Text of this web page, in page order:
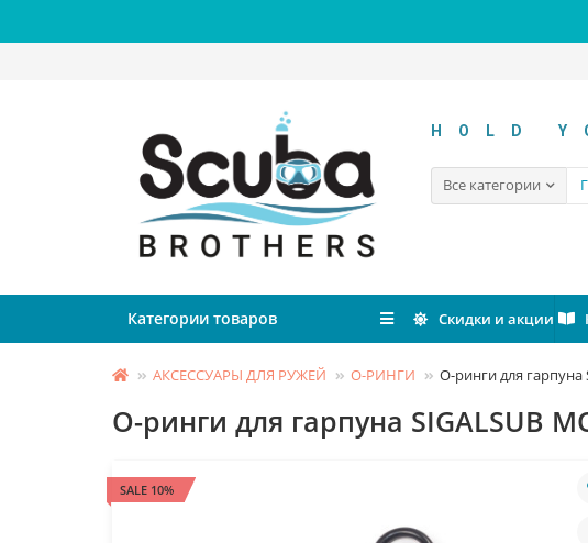
HOLD
Все категории
Категории товаров Скидки и акции
АКСЕССУАРЫ ДЛЯ РУЖЕЙ О-РИНГИ О-ринги для гарпуна
О-ринги для гарпуна SIGALSUB
SALE 10%